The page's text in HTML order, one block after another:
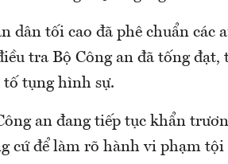
dân tối cao đã phê chuẩn các
tra Bộ Công an đã tống
tụng hình sự.
an đang tiếp tục khẩn
cứ để làm rõ hành vi phạm tội